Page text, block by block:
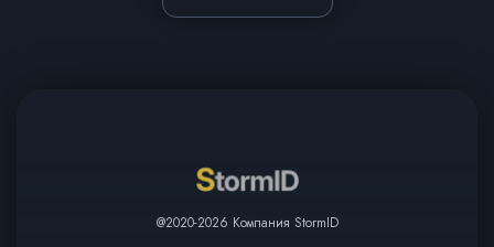
@2020-2026 Компания StormID